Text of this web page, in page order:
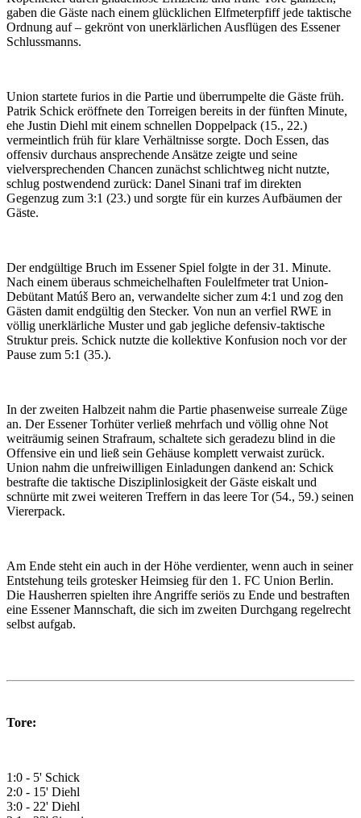
gaben die Gäste nach einem glücklichen Elfmeterpfiff jede taktische
Ordnung auf – gekrönt von unerklärlichen Ausflügen des Essener
Schlussmanns.
Union startete furios in die Partie und überrumpelte die Gäste früh.
Patrik Schick eröffnete den Torreigen bereits in der fünften Minute,
ehe Justin Diehl mit einem schnellen Doppelpack (15., 22.)
vermeintlich früh für klare Verhältnisse sorgte. Doch Essen, das
offensiv durchaus ansprechende Ansätze zeigte und seine
vielversprechenden Chancen zunächst schlichtweg nicht nutzte,
schlug postwendend zurück: Danel Sinani traf im direkten
Gegenzug zum 3:1 (23.) und sorgte für ein kurzes Aufbäumen der
Gäste.
Der endgültige Bruch im Essener Spiel folgte in der 31. Minute.
Nach einem überaus schmeichelhaften Foulelfmeter trat Union-
Debütant Matúš Bero an, verwandelte sicher zum 4:1 und zog den
Gästen damit endgültig den Stecker. Von nun an verfiel RWE in
völlig unerklärliche Muster und gab jegliche defensiv-taktische
Struktur preis. Schick nutzte die kollektive Konfusion noch vor der
Pause zum 5:1 (35.).
In der zweiten Halbzeit nahm die Partie phasenweise surreale Züge
an. Der Essener Torhüter verließ mehrfach und völlig ohne Not
weiträumig seinen Strafraum, schaltete sich geradezu blind in die
Offensive ein und ließ sein Gehäuse komplett verwaist zurück.
Union nahm die unfreiwilligen Einladungen dankend an: Schick
bestrafte die taktische Disziplinlosigkeit der Gäste eiskalt und
schnürte mit zwei weiteren Treffern in das leere Tor (54., 59.) seinen
Viererpack.
Am Ende steht ein auch in der Höhe verdienter, wenn auch in seiner
Entstehung teils grotesker Heimsieg für den 1. FC Union Berlin.
Die Hausherren spielten ihre Angriffe seriös zu Ende und bestraften
eine Essener Mannschaft, die sich im zweiten Durchgang regelrecht
selbst aufgab.
Tore:
1:0 - 5' Schick
2:0 - 15' Diehl
3:0 - 22' Diehl